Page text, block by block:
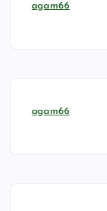
agam66
agam66